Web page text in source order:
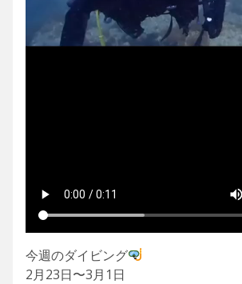
今週のダイビング
2月23日〜3月1日